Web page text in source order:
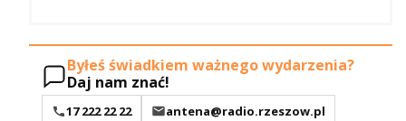
Byłeś świadkiem ważnego wydarzenia?
Daj nam znać!
17 222 22 22
antena@radio.rzeszow.pl